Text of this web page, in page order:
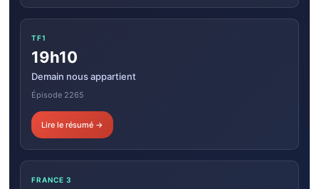
TF1
19h10
Demain nous appartient
Épisode 2265
Lire le résumé →
FRANCE 3